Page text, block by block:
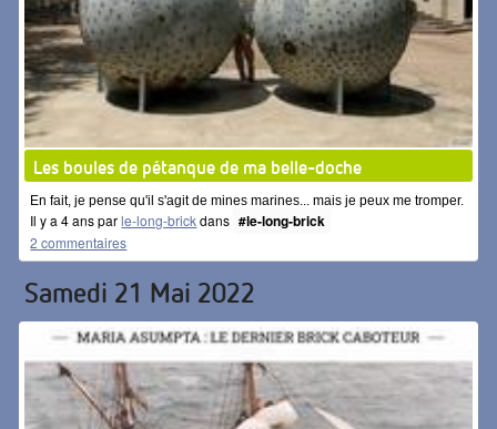
Les boules de pétanque de ma belle-doche
En fait, je pense qu'il s'agit de mines marines... mais je peux me tromper.
Il y a 4 ans parle-long-brickdans #le-long-brick
2 commentaires
Samedi 21 Mai 2022